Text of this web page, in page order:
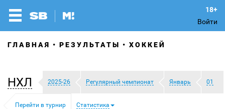
Войти
ГЛАВНАЯ РЕЗУЛЬТАТЫ ХОККЕЙ
НХЛ 2025-26 Регулярный чемпионат Январь 01
Перейти в турнир Статистика